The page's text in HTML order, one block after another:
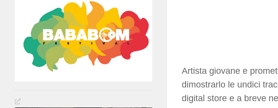
Artista giovane e
dimostrarlo le undici
digital store e a breve